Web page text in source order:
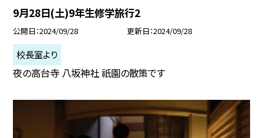
9月28日(土)9年生修学旅行2
公開日 2024/09/28 更新日 2024/09/28
校長室より
夜の高台寺 八坂神社 祇園の散策です